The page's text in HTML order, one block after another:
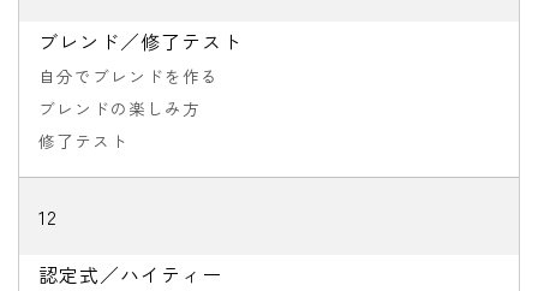
ブレンド／修了テスト
自分でブレンドを作る
ブレンドの楽しみ方
修了テスト
12
認定式／ハイティー